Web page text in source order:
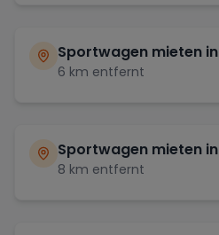
Sportwagen mieten in
6 km entfernt
Sportwagen mieten in
8 km entfernt